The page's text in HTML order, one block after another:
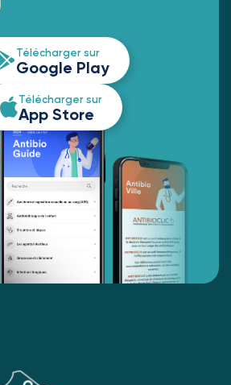
Télécharger sur
Google Play
Télécharger sur
App Store